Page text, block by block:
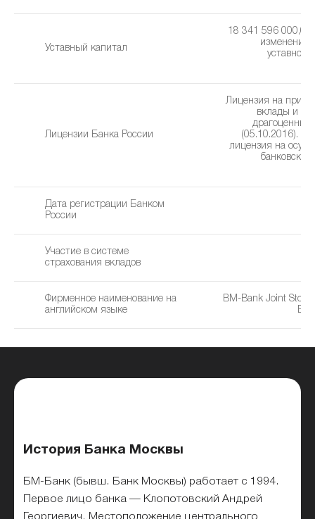
Уставный капитал
18 341 596 000,00
изменения
уставного
Лицензии Банка России
Лицензия на
вклады и
драгоценных
(05.10.2016).
лицензия на
Дата регистрации Банком
России
Участие в системе
страхования вкладов
Фирменное наименование на
английском языке
BM-Bank Joint Stock
История Банка Москвы
БМ-Банк (бывш. Банк Москвы) работает с 1994.
Первое лицо банка — Клопотовский Андрей
Георгиевич. Местоположение центрального